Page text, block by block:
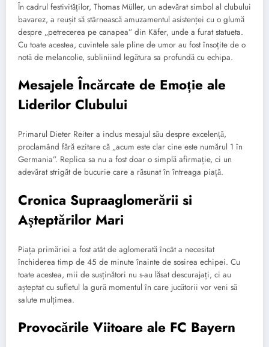
În cadrul festivităților, Thomas Müller, un adevărat simbol al clubului
bavarez, a reușit să stârnească amuzamentul asistenței cu o glumă
despre „petrecerea pe canapea” din Käfer, unde a furat statueta.
Cu toate acestea, cuvintele sale pline de umor au fost însoțite de o
notă de melancolie, subliniind legătura sa profundă cu echipa.
Mesajele Încărcate de Emoție ale
Liderilor Clubului
Primarul Dieter Reiter a inclus mesajul său despre excelență,
proclamând fără ezitare că „acum este clar cine este numărul 1 în
Germania”. Replica sa nu a fost doar o simplă afirmație, ci un
adevărat strigăt de bucurie care a răsunat în întreaga piață.
Cronica Supraaglomerării si
Așteptărilor Mari
Piața primăriei a fost atât de aglomerată încât a necesitat
închiderea timp de 45 de minute înainte de sosirea echipei. Cu
toate acestea, mii de susținători nu s-au lăsat descurajați, ci au
așteptat cu sufletul la gură momentul în care jucătorii vor veni să
salute mulțimea.
Provocările Viitoare ale FC Bayern